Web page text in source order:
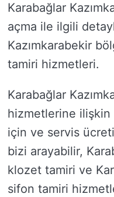
Karabağlar
açma ile ilgili
Kazımkarabekir
tamiri hizmetleri.
Karabağlar
hizmetlerine ilişkin
için ve servis
bizi arayabilir,
klozet tamiri ve
sifon tamiri